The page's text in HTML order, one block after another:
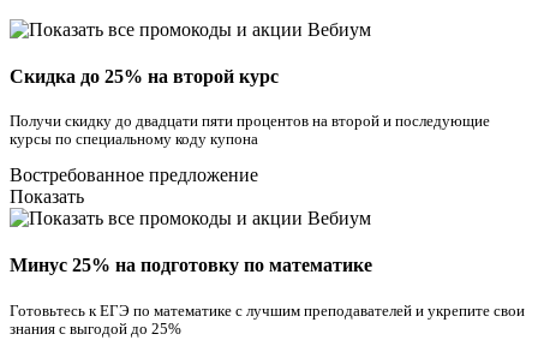
Скидка до 25% на второй курс
Получи скидку до двадцати пяти процентов на второй и последующие
курсы по специальному коду купона
Востребованное предложение
Показать
Минус 25% на подготовку по математике
Готовьтесь к ЕГЭ по математике с лучшим преподавателей и укрепите свои
знания с выгодой до 25%